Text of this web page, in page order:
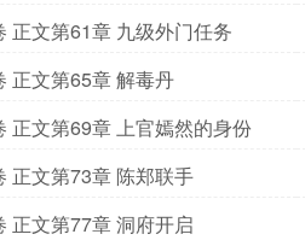
正文第61章 九级外门任务
正文第65章 解毒丹
正文第69章 上官嫣然的身份
正文第73章 陈郑联手
正文第77章 洞府开启